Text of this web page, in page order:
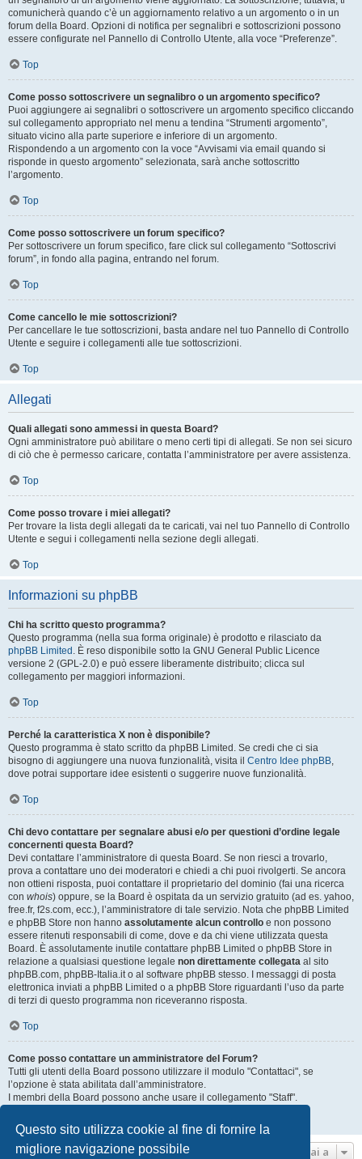
Questo sito utilizza cookie al fine di fornire la
migliore navigazione possibile
comunicherà quando c’è un aggiornamento relativo a un argomento o in un
forum della Board. Opzioni di notifica per segnalibri e sottoscrizioni possono
essere configurate nel Pannello di Controllo Utente, alla voce “Preferenze”.
Top
Come posso sottoscrivere un segnalibro o un argomento specifico?
Puoi aggiungere ai segnalibri o sottoscrivere un argomento specifico cliccando
sul collegamento appropriato nel menu a tendina “Strumenti argomento”,
situato vicino alla parte superiore e inferiore di un argomento.
Rispondendo a un argomento con la voce “Avvisami via email quando si
risponde in questo argomento” selezionata, sarà anche sottoscritto
l’argomento.
Top
Come posso sottoscrivere un forum specifico?
Per sottoscrivere un forum specifico, fare click sul collegamento “Sottoscrivi
forum”, in fondo alla pagina, entrando nel forum.
Top
Come cancello le mie sottoscrizioni?
Per cancellare le tue sottoscrizioni, basta andare nel tuo Pannello di Controllo
Utente e seguire i collegamenti alle tue sottoscrizioni.
Top
Allegati
Quali allegati sono ammessi in questa Board?
Ogni amministratore può abilitare o meno certi tipi di allegati. Se non sei sicuro
di ciò che è permesso caricare, contatta l’amministratore per avere assistenza.
Top
Come posso trovare i miei allegati?
Per trovare la lista degli allegati da te caricati, vai nel tuo Pannello di Controllo
Utente e segui i collegamenti nella sezione degli allegati.
Top
Informazioni su phpBB
Chi ha scritto questo programma?
Questo programma (nella sua forma originale) è prodotto e rilasciato da
phpBB Limited . È reso disponibile sotto la GNU General Public Licence
versione 2 (GPL-2.0) e può essere liberamente distribuito; clicca sul
collegamento per maggiori informazioni.
Top
Perché la caratteristica X non è disponibile?
Questo programma è stato scritto da phpBB Limited. Se credi che ci sia
bisogno di aggiungere una nuova funzionalità, visita il Centro Idee phpBB,
dove potrai supportare idee esistenti o suggerire nuove funzionalità.
Top
Chi devo contattare per segnalare abusi e/o per questioni d’ordine legale
concernenti questa Board?
Devi contattare l’amministratore di questa Board. Se non riesci a trovarlo,
prova a contattare uno dei moderatori e chiedi a chi puoi rivolgerti. Se ancora
non ottieni risposta, puoi contattare il proprietario del dominio (fai una ricerca
con whois) oppure, se la Board è ospitata da un servizio gratuito (ad es. yahoo,
free.fr, f2s.com, ecc.), l’amministratore di tale servizio. Nota che phpBB Limited
e phpBB Store non hanno assolutamente alcun controllo e non possono
essere ritenuti responsabili di come, dove e da chi viene utilizzata questa
Board. È assolutamente inutile contattare phpBB Limited o phpBB Store in
relazione a qualsiasi questione legale non direttamente collegata al sito
phpBB.com, phpBB-Italia.it o al software phpBB stesso. I messaggi di posta
elettronica inviati a phpBB Limited o a phpBB Store riguardanti l’uso da parte
di terzi di questo programma non riceveranno risposta.
Top
Come posso contattare un amministratore del Forum?
Tutti gli utenti della Board possono utilizzare il modulo "Contattaci", se
l’opzione è stata abilitata dall’amministratore.
I membri della Board possono anche usare il collegamento "Staff".
Top
Vai a